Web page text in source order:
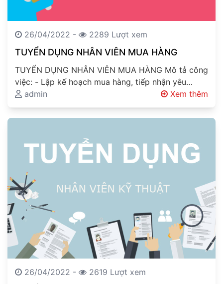
26/04/2022 - 2289 Lượt xem
TUYỂN DỤNG NHÂN VIÊN MUA HÀNG
TUYỂN DỤNG NHÂN VIÊN MUA HÀNG Mô tả công
việc: - Lập kế hoạch mua hàng, tiếp nhận yêu
cầu…admin Xem thêm
26/04/2022 - 2619 Lượt xem